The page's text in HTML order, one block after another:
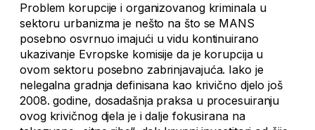
Problem korupcije i organizovanog kriminala u
sektoru urbanizma je nešto na što se MANS
posebno osvrnuo imajući u vidu kontinuirano
ukazivanje Evropske komisije da je korupcija u
ovom sektoru posebno zabrinjavajuća. Iako je
nelegalna gradnja definisana kao krivično djelo još
2008. godine, dosadašnja praksa u procesuiranju
ovog krivičnog djela je i dalje fokusirana na